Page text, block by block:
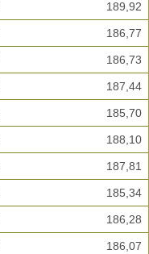
189,92
186,77
186,73
187,44
185,70
188,10
187,81
185,34
186,28
186,07